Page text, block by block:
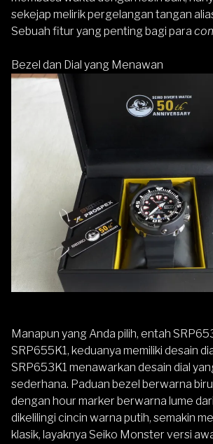
sekejap melirik pergelangan tangan
Sebuah fitur yang penting bagi para
Bezel dan Dial yang Menawan
Manapun yang Anda pilih, entah
SRP655K1, keduanya memiliki desain
SRP653K1 menawarkan desain dial
sederhana. Paduan bezel berwarna
dengan hour marker berwarna lume
dikelilingi cincin warna putih, semakin
klasik, layaknya Seiko Monster versi